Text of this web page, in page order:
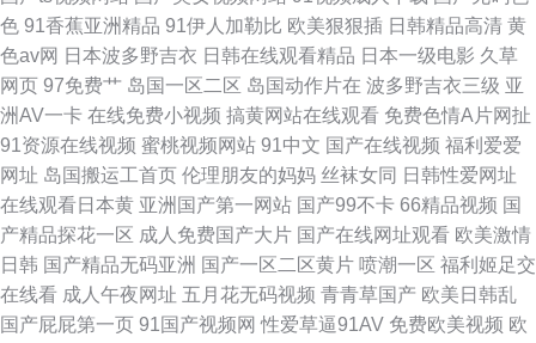
色 91香蕉亚洲精品 91伊人加勒比 欧美狠狠插 日韩精品高清 黄
色av网 日本波多野吉衣 日韩在线观看精品 日本一级电影 久草
网页 97免费艹 岛国一区二区 岛国动作片在 波多野吉衣三级 亚
洲AV一卡 在线免费小视频 搞黄网站在线观看 免费色情A片网扯
91资源在线视频 蜜桃视频网站 91中文 国产在线视频 福利爱爱
网址 岛国搬运工首页 伦理朋友的妈妈 丝袜女同 日韩性爱网址
在线观看日本黄 亚洲国产第一网站 国产99不卡 66精品视频 国
产精品探花一区 成人免费国产大片 国产在线网址观看 欧美激情
日韩 国产精品无码亚洲 国产一区二区黄片 喷潮一区 福利姬足交
在线看 成人午夜网址 五月花无码视频 青青草国产 欧美日韩乱
国产屁屁第一页 91国产视频网 性爱草逼91AV 免费欧美视频 欧